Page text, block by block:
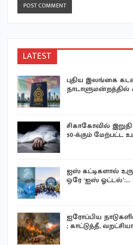
LATEST
புதிய இலங்கை
நாடாளுமன்றத்தில்
சிகாகோவில்
50-க்கும் மேற்பட்ட
ஐஸ் கட்டிகளால்
ஒரே ‘ஐஸ் ஓட்டல்’:…
ஐரோப்பிய
; காட்டுத்தீ,